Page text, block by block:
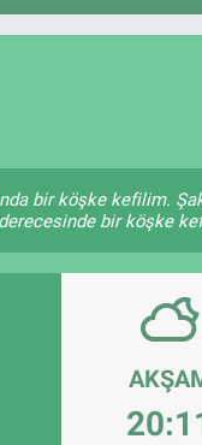
BITCOIN
64.944,08
bir köşke kefilim.
bir köşke